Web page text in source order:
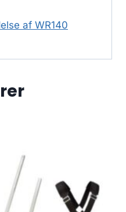
af WR140